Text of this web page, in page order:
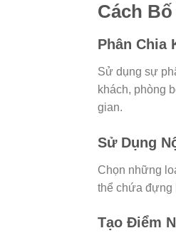
Cách
Phân Chia
Sử dụng sự
khách, phòng
gian.
Sử Dụng
Chọn những
thể chứa đựng
Tạo Điểm